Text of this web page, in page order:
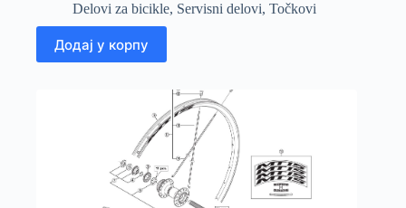
Delovi za bicikle, Servisni delovi, Točkovi
Додај у корпу